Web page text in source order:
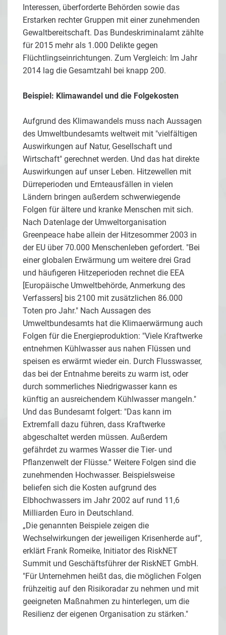
Interessen, überforderte Behörden sowie das
Erstarken rechter Gruppen mit einer zunehmenden
Gewaltbereitschaft. Das Bundeskriminalamt zählte
für 2015 mehr als 1.000 Delikte gegen
Flüchtlingseinrichtungen. Zum Vergleich: Im Jahr
2014 lag die Gesamtzahl bei knapp 200.
Beispiel: Klimawandel und die Folgekosten
Aufgrund des Klimawandels muss nach Aussagen
des Umweltbundesamts weltweit mit "vielfältigen
Auswirkungen auf Natur, Gesellschaft und
Wirtschaft" gerechnet werden. Und das hat direkte
Auswirkungen auf unser Leben. Hitzewellen mit
Dürreperioden und Ernteausfällen in vielen
Ländern bringen außerdem schwerwiegende
Folgen für ältere und kranke Menschen mit sich.
Nach Datenlage der Umweltorganisation
Greenpeace habe allein der Hitzesommer 2003 in
der EU über 70.000 Menschenleben gefordert. "Bei
einer globalen Erwärmung um weitere drei Grad
und häufigeren Hitzeperioden rechnet die EEA
[Europäische Umweltbehörde, Anmerkung des
Verfassers] bis 2100 mit zusätzlichen 86.000
Toten pro Jahr." Nach Aussagen des
Umweltbundesamts hat die Klimaerwärmung auch
Folgen für die Energieproduktion: "Viele Kraftwerke
entnehmen Kühlwasser aus nahen Flüssen und
speisen es erwärmt wieder ein. Durch Flusswasser,
das bei der Entnahme bereits zu warm ist, oder
durch sommerliches Niedrigwasser kann es
künftig an ausreichendem Kühlwasser mangeln."
Und das Bundesamt folgert: "Das kann im
Extremfall dazu führen, dass Kraftwerke
abgeschaltet werden müssen. Außerdem
gefährdet zu warmes Wasser die Tier- und
Pflanzenwelt der Flüsse.“ Weitere Folgen sind die
zunehmenden Hochwasser. Beispielsweise
beliefen sich die Kosten aufgrund des
Elbhochwassers im Jahr 2002 auf rund 11,6
Milliarden Euro in Deutschland.
„Die genannten Beispiele zeigen die
Wechselwirkungen der jeweiligen Krisenherde auf",
erklärt Frank Romeike, Initiator des RiskNET
Summit und Geschäftsführer der RiskNET GmbH.
"Für Unternehmen heißt das, die möglichen Folgen
frühzeitig auf den Risikoradar zu nehmen und mit
geeigneten Maßnahmen zu hinterlegen, um die
Resilienz der eigenen Organisation zu stärken."